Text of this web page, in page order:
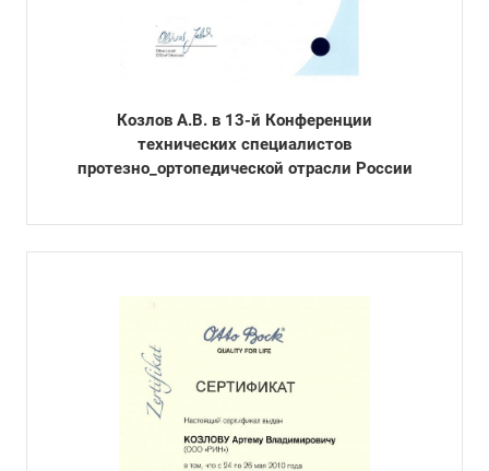
Козлов А.В. в 13-й Конференции
технических специалистов
протезно_ортопедической отрасли России